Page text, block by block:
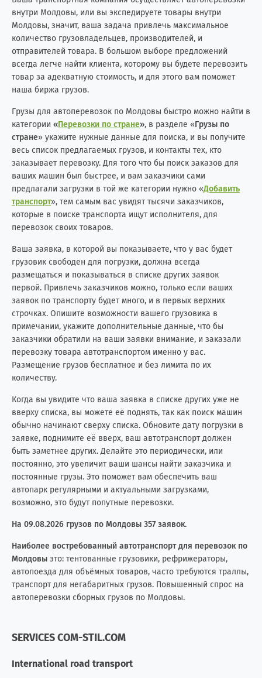
внутри Молдовы, или вы экспедируете товары внутри
Молдовы, значит, ваша задача привлечь максимальное
количество грузовладельцев, производителей, и
отправителей товара. В большом выборе предложений
всегда легче найти клиента, которому вы будете перевозить
товар за адекватную стоимость, и для этого вам поможет
наша биржа грузов.
Грузы для автоперевозок по Молдовы быстро можно найти в
категории «Перевозки по стране», в разделе «Грузы по
стране» укажите нужные данные для поиска, и вы получите
весь список предлагаемых грузов, и контакты тех, кто
заказывает перевозку. Для того что бы поиск заказов для
ваших машин был быстрее, и вам заказчики сами
предлагали загрузки в той же категории нужно «Добавить
транспорт», тем самым вас увидят тысячи заказчиков,
которые в поиске транспорта ищут исполнителя, для
перевозок своих товаров.
Ваша заявка, в которой вы показываете, что у вас будет
грузовик свободен для погрузки, должна всегда
размещаться и показываться в списке других заявок
первой. Привлечь заказчиков можно, только если ваших
заявок по транспорту будет много, и в первых верхних
строчках. Опишите возможности вашего грузовика в
примечании, укажите дополнительные данные, что бы
заказчики обратили на ваши заявки внимание, и заказали
перевозку товара автотранспортом именно у вас.
Размещение грузов бесплатное и без лимита по их
количеству.
Когда вы увидите что ваша заявка в списке других уже не
вверху списка, вы можете её поднять, так как поиск машин
обычно начинают сверху списка. Обновите дату погрузки в
заявке, поднимите её вверх, ваш автотранспорт должен
быть заметнее других. Делайте это периодически, или
постоянно, это увеличит ваши шансы найти заказчика и
постоянные грузы. Это поможет вам обеспечить ваш
автопарк регулярными и актуальными загрузками,
возможно, это будут попутные перевозки.
На 09.08.2026 грузов по Молдовы 357 заявок.
Наиболее востребованный автотранспорт для перевозок по
Молдовы это: тентованные грузовики, рефрижераторы,
автопоезда для объёмных товаров, часто требуются траллы,
транспорт для негабаритных грузов. Повышенный спрос на
автоперевозки сборных грузов по Молдовы.
SERVICES COM-STIL.COM
International road transport